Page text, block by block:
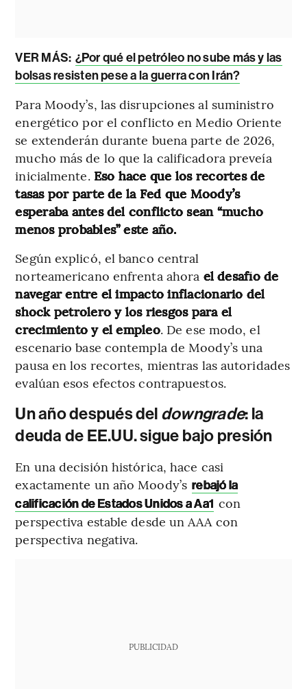
VER MÁS: ¿Por qué el petróleo no sube más y las
bolsas resisten pese a la guerra con Irán?
Para Moody’s, las disrupciones al suministro
energético por el conflicto en Medio Oriente
se extenderán durante buena parte de 2026,
mucho más de lo que la calificadora preveía
inicialmente. Eso hace que los recortes de
tasas por parte de la Fed que Moody’s
esperaba antes del conflicto sean “mucho
menos probables” este año.
Según explicó, el banco central
norteamericano enfrenta ahora el desafío de
navegar entre el impacto inflacionario del
shock petrolero y los riesgos para el
crecimiento y el empleo. De ese modo, el
escenario base contempla de Moody’s una
pausa en los recortes, mientras las autoridades
evalúan esos efectos contrapuestos.
Un año después del downgrade: la
deuda de EE.UU. sigue bajo presión
En una decisión histórica, hace casi
exactamente un año Moody’s rebajó la
calificación de Estados Unidos a Aa1 con
perspectiva estable desde un AAA con
perspectiva negativa.
PUBLICIDAD